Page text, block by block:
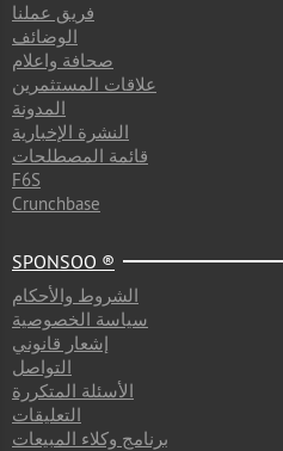
فريق عملنا
الوضائف
صحافة واعلام
علاقات المستثمرين
المدونة
النشرة الإخبارية
قائمة المصطلحات
F6S
Crunchbase
SPONSOO ®
الشروط والأحكام
سياسة الخصوصية
إشعار قانوني
التواصل
الأسئلة المتكررة
التعليقات
برنامج وكلاء المبيعات